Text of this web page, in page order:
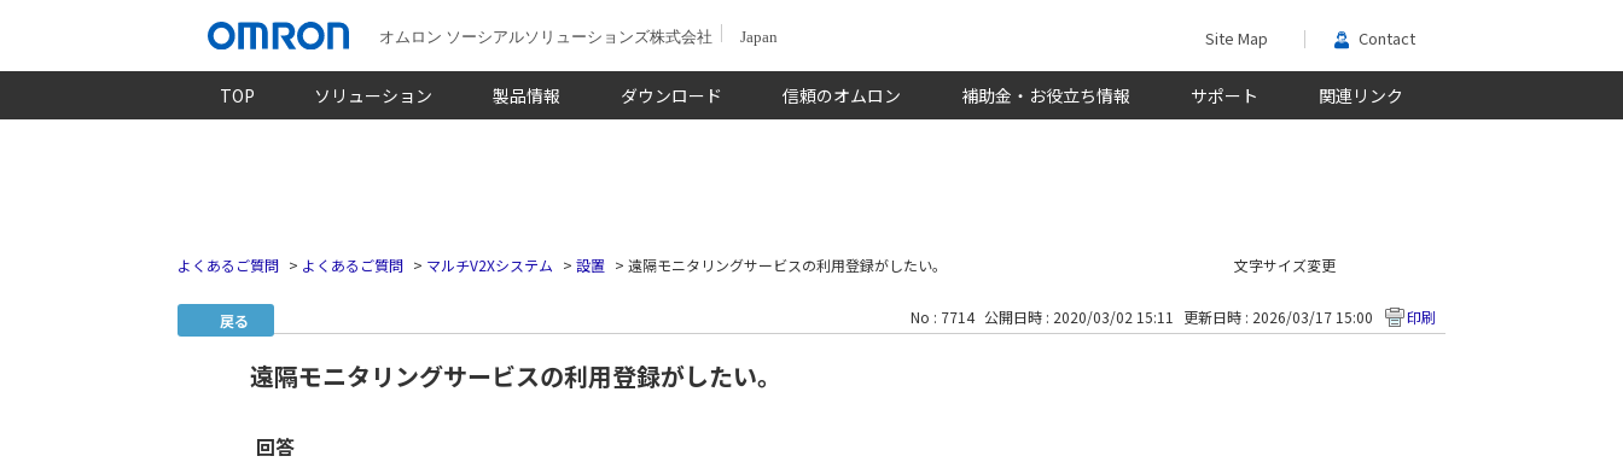
オムロン ソーシアルソリューションズ株式会社 Japan Site Map Contact
TOP ソリューション 製品情報 ダウンロード 信頼のオムロン 補助金・お役立ち情報 サポート 関連リンク
文字サイズ変更
よくあるご質問 > よくあるご質問 > マルチV2Xシステム > 設置 > 遠隔モニタリングサービスの利用登録がしたい。
戻る No : 7714 公開日時 : 2020/03/02 15:11 更新日時 : 2026/03/17 15:00 印刷
遠隔モニタリングサービスの利用登録がしたい。
回答